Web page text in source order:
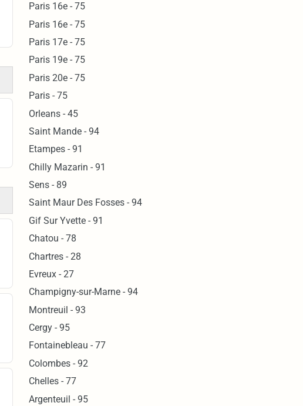
Paris 16e - 75
Paris 16e - 75
Paris 17e - 75
Paris 19e - 75
Paris 20e - 75
Paris - 75
Orleans - 45
Saint Mande - 94
Etampes - 91
Chilly Mazarin - 91
Sens - 89
Saint Maur Des Fosses - 94
Gif Sur Yvette - 91
Chatou - 78
Chartres - 28
Evreux - 27
Champigny-sur-Marne - 94
Montreuil - 93
Cergy - 95
Fontainebleau - 77
Colombes - 92
Chelles - 77
Argenteuil - 95